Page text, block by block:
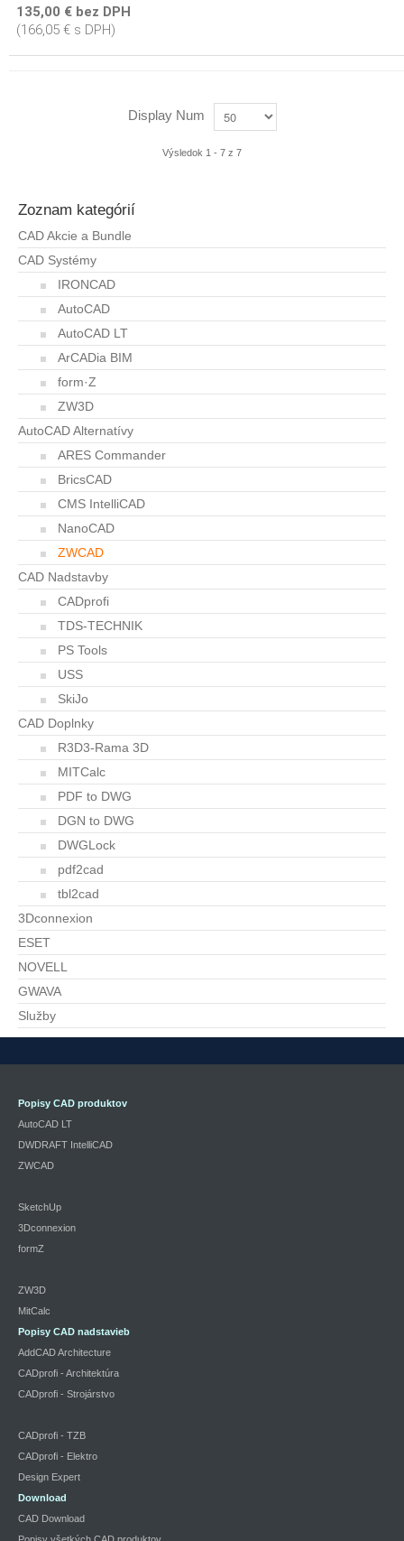
135,00 € bez DPH
(166,05 € s DPH)
Display Num
Výsledok 1 - 7 z 7
Zoznam kategórií
CAD Akcie a Bundle
CAD Systémy
IRONCAD
AutoCAD
AutoCAD LT
ArCADia BIM
form·Z
ZW3D
AutoCAD Alternatívy
ARES Commander
BricsCAD
CMS IntelliCAD
NanoCAD
ZWCAD
CAD Nadstavby
CADprofi
TDS-TECHNIK
PS Tools
USS
SkiJo
CAD Doplnky
R3D3-Rama 3D
MITCalc
PDF to DWG
DGN to DWG
DWGLock
pdf2cad
tbl2cad
3Dconnexion
ESET
NOVELL
GWAVA
Služby
Popisy CAD produktov
AutoCAD LT
DWDRAFT IntelliCAD
ZWCAD
SketchUp
3Dconnexion
formZ
ZW3D
MitCalc
Popisy CAD nadstavieb
AddCAD Architecture
CADprofi - Architektúra
CADprofi - Strojárstvo
CADprofi - TZB
CADprofi - Elektro
Design Expert
Download
CAD Download